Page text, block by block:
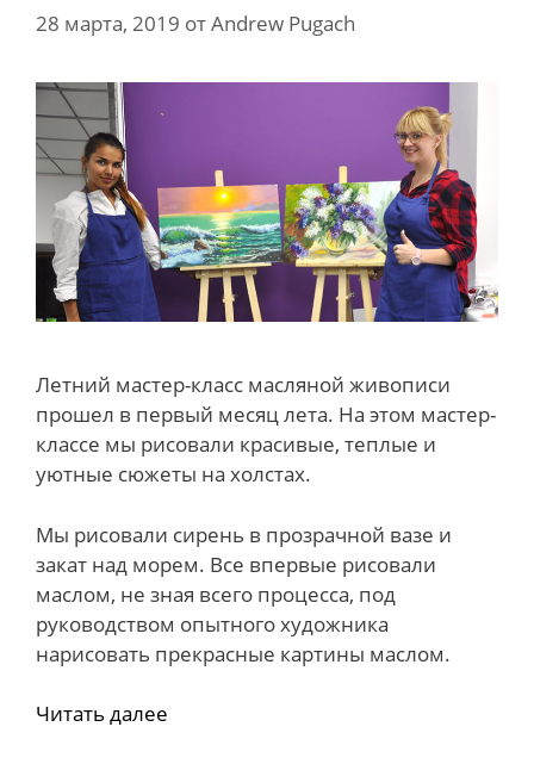
28 марта, 2019 отAndrew Pugach
Летний мастер-класс масляной живописи
прошел в первый месяц лета. На этом мастер-
классе мы рисовали красивые, теплые и
уютные сюжеты на холстах.
Мы рисовали сирень в прозрачной вазе и
закат над морем. Все впервые рисовали
маслом, не зная всего процесса, под
руководством опытного художника
нарисовать прекрасные картины маслом.
Читать далее